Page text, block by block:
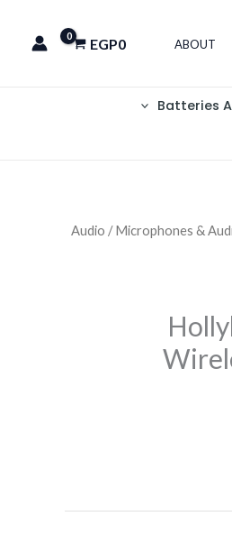
ABOUT
EGP0
Batteries
Audio /Microphones &